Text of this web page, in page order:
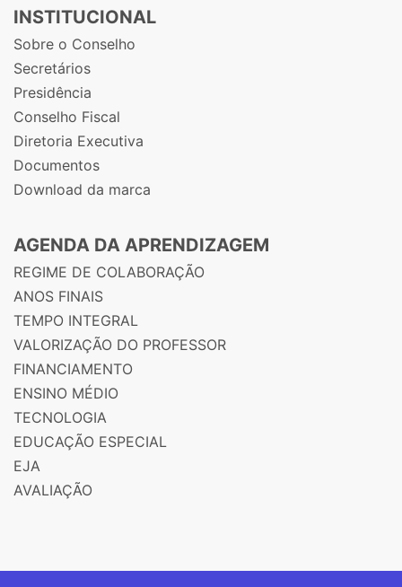
INSTITUCIONAL
Sobre o Conselho
Secretários
Presidência
Conselho Fiscal
Diretoria Executiva
Documentos
Download da marca
AGENDA DA APRENDIZAGEM
REGIME DE COLABORAÇÃO
ANOS FINAIS
TEMPO INTEGRAL
VALORIZAÇÃO DO PROFESSOR
FINANCIAMENTO
ENSINO MÉDIO
TECNOLOGIA
EDUCAÇÃO ESPECIAL
EJA
AVALIAÇÃO